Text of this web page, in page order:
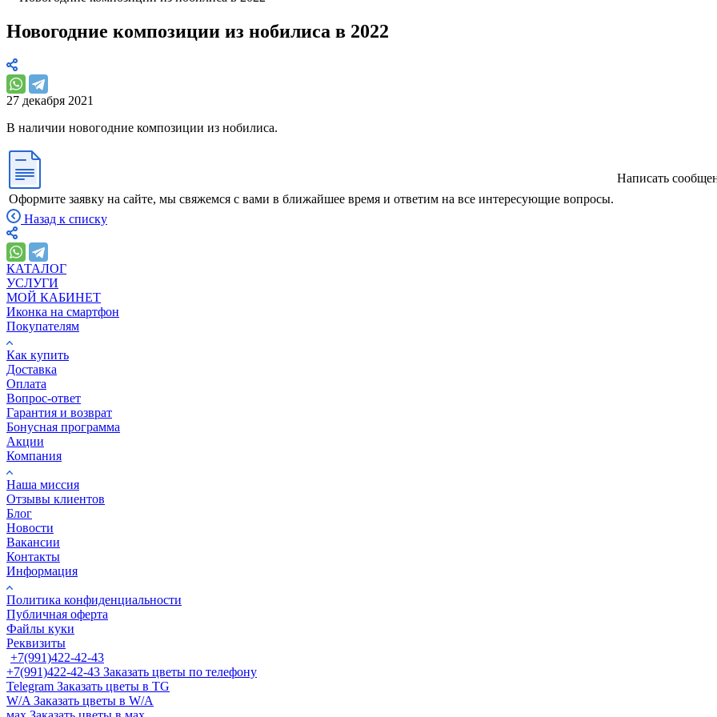
Новогодние композиции из нобилиса в 2022
27 декабря 2021
В наличии новогодние композиции из нобилиса.
Оформите заявку на сайте, мы свяжемся с вами в ближайшее время и ответим на все интересующие вопросы.
Написать
Назад к списку
КАТАЛОГ
УСЛУГИ
МОЙ КАБИНЕТ
Иконка на смартфон
Покупателям
Как купить
Доставка
Оплата
Вопрос-ответ
Гарантия и возврат
Бонусная программа
Акции
Компания
Наша миссия
Отзывы клиентов
Блог
Новости
Вакансии
Контакты
Информация
Политика конфиденциальности
Публичная оферта
Файлы куки
Реквизиты
+7(991)422-42-43
+7(991)422-42-43 Заказать цветы по телефону
Telegram Заказать цветы в TG
W/A Заказать цветы в W/A